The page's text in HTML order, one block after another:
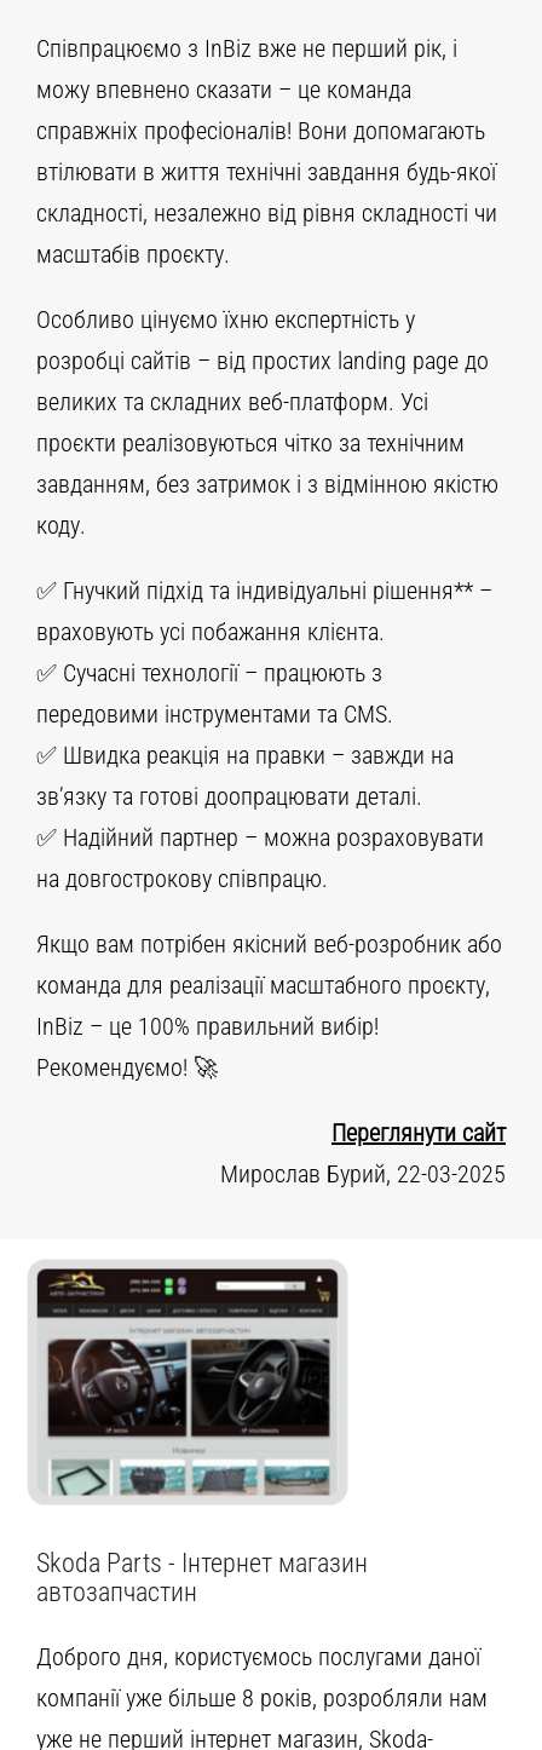
Співпрацюємо з InBiz вже не перший рік, і
можу впевнено сказати – це команда
справжніх професіоналів! Вони допомагають
втілювати в життя технічні завдання будь-якої
складності, незалежно від рівня складності чи
масштабів проєкту.
Особливо цінуємо їхню експертність у
розробці сайтів – від простих landing page до
великих та складних веб-платформ. Усі
проєкти реалізовуються чітко за технічним
завданням, без затримок і з відмінною якістю
коду.
✅ Гнучкий підхід та індивідуальні рішення** –
враховують усі побажання клієнта.
✅ Сучасні технології – працюють з
передовими інструментами та CMS.
✅ Швидка реакція на правки – завжди на
зв’язку та готові доопрацювати деталі.
✅ Надійний партнер – можна розраховувати
на довгострокову співпрацю.
Якщо вам потрібен якісний веб-розробник або
команда для реалізації масштабного проєкту,
InBiz – це 100% правильний вибір!
Рекомендуємо! 🚀
Переглянути сайт
Мирослав Бурий, 22-03-2025
Skoda Parts - Інтернет магазин
автозапчастин
Доброго дня, користуємось послугами даної
компанії уже більше 8 років, розробляли нам
уже не перший інтернет магазин, Skoda-